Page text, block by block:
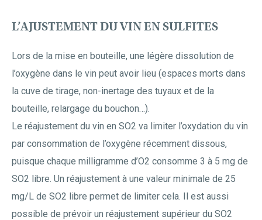
L’AJUSTEMENT DU VIN EN SULFITES
Lors de la mise en bouteille, une légère dissolution de
l’oxygène dans le vin peut avoir lieu (espaces morts dans
la cuve de tirage, non-inertage des tuyaux et de la
bouteille, relargage du bouchon…).
Le réajustement du vin en SO2 va limiter l’oxydation du vin
par consommation de l’oxygène récemment dissous,
puisque chaque milligramme d’O2 consomme 3 à 5 mg de
SO2 libre. Un réajustement à une valeur minimale de 25
mg/L de SO2 libre permet de limiter cela. Il est aussi
possible de prévoir un réajustement supérieur du SO2